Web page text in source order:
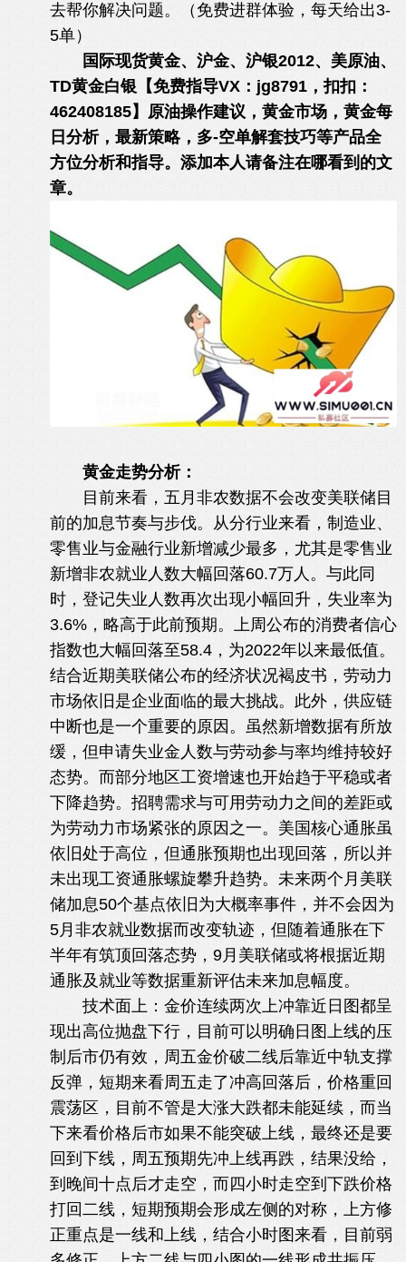
去帮你解决问题。（免费进群体验，每天给出3-
5单）
国际现货黄金、沪金、沪银2012、美原油、
TD黄金白银【免费指导VX：jg8791，扣扣：
462408185】原油操作建议，黄金市场，黄金每
日分析，最新策略，多-空单解套技巧等产品全
方位分析和指导。添加本人请备注在哪看到的文
章。
黄金走势分析：
目前来看，五月非农数据不会改变美联储目
前的加息节奏与步伐。从分行业来看，制造业、
零售业与金融行业新增减少最多，尤其是零售业
新增非农就业人数大幅回落60.7万人。与此同
时，登记失业人数再次出现小幅回升，失业率为
3.6%，略高于此前预期。上周公布的消费者信心
指数也大幅回落至58.4，为2022年以来最低值。
结合近期美联储公布的经济状况褐皮书，劳动力
市场依旧是企业面临的最大挑战。此外，供应链
中断也是一个重要的原因。虽然新增数据有所放
缓，但申请失业金人数与劳动参与率均维持较好
态势。而部分地区工资增速也开始趋于平稳或者
下降趋势。招聘需求与可用劳动力之间的差距或
为劳动力市场紧张的原因之一。美国核心通胀虽
依旧处于高位，但通胀预期也出现回落，所以并
未出现工资通胀螺旋攀升趋势。未来两个月美联
储加息50个基点依旧为大概率事件，并不会因为
5月非农就业数据而改变轨迹，但随着通胀在下
半年有筑顶回落态势，9月美联储或将根据近期
通胀及就业等数据重新评估未来加息幅度。
技术面上：金价连续两次上冲靠近日图都呈
现出高位抛盘下行，目前可以明确日图上线的压
制后市仍有效，周五金价破二线后靠近中轨支撑
反弹，短期来看周五走了冲高回落后，价格重回
震荡区，目前不管是大涨大跌都未能延续，而当
下来看价格后市如果不能突破上线，最终还是要
回到下线，周五预期先冲上线再跌，结果没给，
到晚间十点后才走空，而四小时走空到下跌价格
打回二线，短期预期会形成左侧的对称，上方修
正重点是一线和上线，结合小时图来看，目前弱